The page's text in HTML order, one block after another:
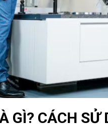
GÌ? CÁCH